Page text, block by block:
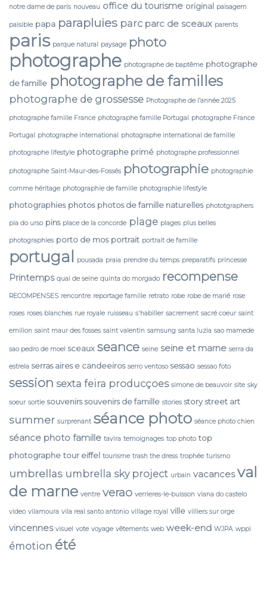
notre dame de paris nouveau office du tourisme original paisagem
paisible papa parapluies parc parc de sceaux parents
paris parque natural paysage photo
photographe photographe de baptême photographe
de famille photographe de familles
photographe de grossesse Photographe de l’année 2025
photographe famille France photographe famille Portugal photographe France
Portugal photographe international photographe international de famille
photographe lifestyle photographe primé photographe professionnel
photographe Saint-Maur-des-Fossés photographie photographie
comme héritage photographie de famille photographie lifestyle
photographies photos photos de famille naturelles phototgraphers
pia do urso pins place de la concorde plage plages plus belles
photographies porto de mos portrait portrait de famille
portugal pousada praia prendre du temps preparatifs princesse
Printemps quai de seine quinta do morgado recompense
RECOMPENSES rencontre reportage famille retrato robe robe de marié rose
roses roses blanches rue royale ruisseau s'habiller sacrement sacré coeur saint
emilion saint maur des fosses saint valentin samsung santa luzia sao mamede
sao pedro de moel sceaux seance seine seine et marne serra da
estrela serras aires e candeeiros serro ventoso sessao sessao foto
session sexta feira producçoes simone de beauvoir site sky
soeur sortie souvenirs souvenirs de famille stories story street art
summer surprenant séance photo séance photo chien
séance photo famille tavira temoignages top photo top
photographe tour eiffel tourisme trash the dress trophée turismo
umbrellas umbrella sky project urbain vacances val
de marne ventre verao verrieres-le-buisson viana do castelo
video vilamoura vila real santo antonio village royal ville villiers sur orge
vincennes visuel vote voyage vêtements web week-end WJPA wppi
émotion été